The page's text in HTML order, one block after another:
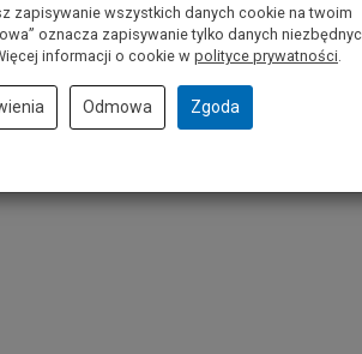
zapisywanie wszystkich danych cookie na twoim
oznacza zapisywanie tylko danych
informacji o cookie w polityce prywatności.
Odmowa Zgoda